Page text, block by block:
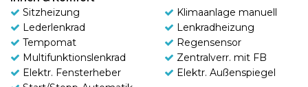
Sitzheizung
Klimaanlage manuell
Lederlenkrad
Lenkradheizung
Tempomat
Regensensor
Multifunktionslenkrad
Zentralverr. mit FB
Elektr. Fensterheber
Elektr. Außenspiegel